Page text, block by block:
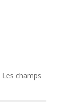
Les champs